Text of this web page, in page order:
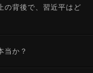
の背後で、習近平はど
当か？